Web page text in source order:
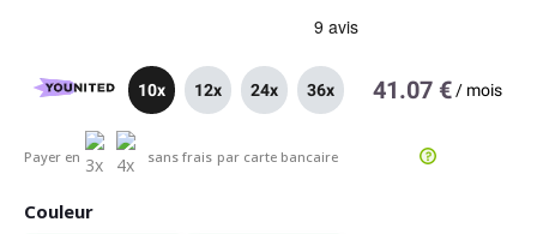
10x 12x 24x 36x 41.07 € / mois
Payer en sans frais par carte bancaire
Couleur